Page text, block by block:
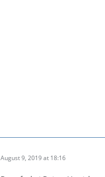
August 9, 2019 at 18:16